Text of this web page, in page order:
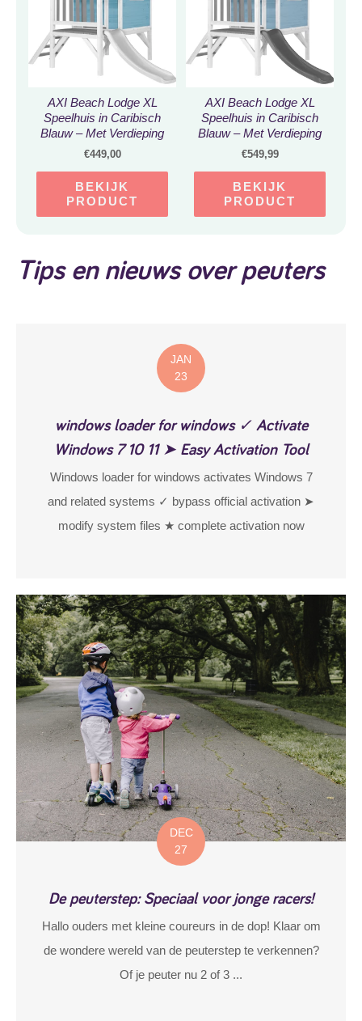
AXI Beach Lodge XL
Speelhuis in Caribisch
Blauw – Met Verdieping
en Witte Glijbaan –
buiten – FSC hout –
Speeltoestel voor
€449,00
BEKIJK
PRODUCT
AXI Beach Lodge XL
Speelhuis in Caribisch
Blauw – Met Verdieping
en Grijze Glijbaan –
buiten – FSC hout –
Speeltoestel voor
€549,99
BEKIJK
PRODUCT
Tips en nieuws over peuters
JAN
23
windows loader for windows ✓ Activate
Windows 7 10 11 ➤ Easy Activation Tool
Windows loader for windows activates Windows 7
and related systems ✓ bypass official activation ➤
modify system files ★ complete activation now
DEC
27
De peuterstep: Speciaal voor jonge racers!
Hallo ouders met kleine coureurs in de dop! Klaar om
de wondere wereld van de peuterstep te verkennen?
Of je peuter nu 2 of 3 ...